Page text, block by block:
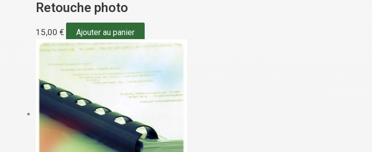
Retouche photo
15,00 € Ajouter au panier